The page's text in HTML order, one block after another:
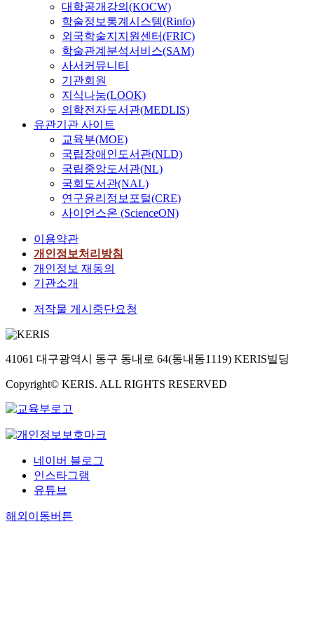
대학공개강의(KOCW)
학술정보통계시스템(Rinfo)
외국학술지지원센터(FRIC)
학술관계분석서비스(SAM)
사서커뮤니티
기관회원
지식나눔(LOOK)
의학전자도서관(MEDLIS)
유관기관 사이트
교육부(MOE)
국립장애인도서관(NLD)
국립중앙도서관(NL)
국회도서관(NAL)
연구윤리정보포털(CRE)
사이언스온 (ScienceON)
이용약관
개인정보처리방침
개인정보 재동의
기관소개
저작물 게시중단요청
41061 대구광역시 동구 동내로 64(동내동1119) KERIS빌딩
Copyright© KERIS. ALL RIGHTS RESERVED
네이버 블로그
인스타그램
유튜브
해외이동버튼